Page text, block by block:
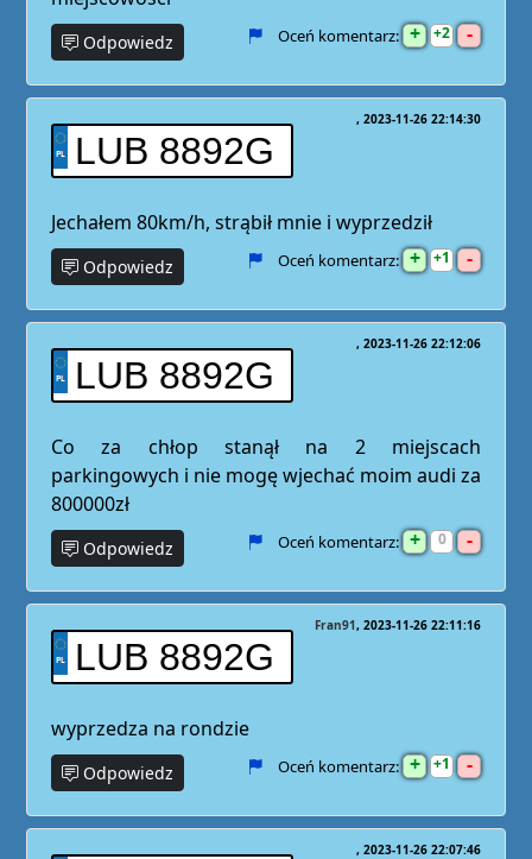
Odpowiedz Oceń komentarz: + 2 -
LUB 8892G
2023-11-26 22:14:30
Jechałem 80km/h, strąbił mnie i wyprzedził
Odpowiedz Oceń komentarz: + 1 -
LUB 8892G
2023-11-26 22:12:06
Co za chłop stanął na 2 miejscach
parkingowych i nie mogę wjechać moim audi za
800000zł
Odpowiedz Oceń komentarz: + 0 -
LUB 8892G
Fran91 2023-11-26 22:11:16
wyprzedza na rondzie
Odpowiedz Oceń komentarz: + 1 -
2023-11-26 22:07:46